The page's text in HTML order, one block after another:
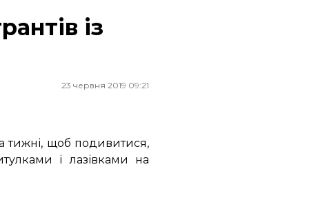
із
23 червня 2019 09:21
тижні, щоб подивитися,
і лазівками на